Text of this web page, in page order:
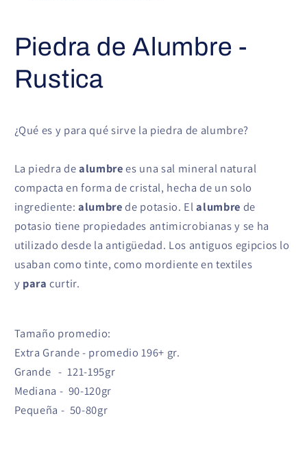
Piedra de Alumbre -
Rustica
¿Qué es y para qué sirve la piedra de alumbre?
La piedra dealumbrees una sal mineral natural
compacta en forma de cristal, hecha de un solo
ingrediente: alumbrede potasio. Elalumbre de
potasio tiene propiedades antimicrobianas y se ha
utilizado desde la antigüedad. Los antiguos egipcios lo
usaban como tinte, como mordiente en textiles
y para curtir.
Tamaño promedio:
Extra Grande - promedio 196+ gr.
Grande - 121-195gr
Mediana - 90-120gr
Pequeña - 50-80gr